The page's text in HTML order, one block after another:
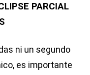
PARCIAL
ni un segundo
es importante